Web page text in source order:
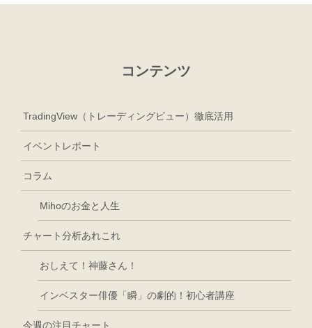
コンテンツ
TradingView（トレーディングビュー）徹底活用
イベントレポート
コラム
Mihoのお金と人生
チャート分析あれこれ
おしえて！神藤さん！
インベスター俳優「瞬」の劇的！初心者講座
今週の注目チャート